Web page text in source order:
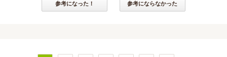
参考になった！ 参考にならなかった